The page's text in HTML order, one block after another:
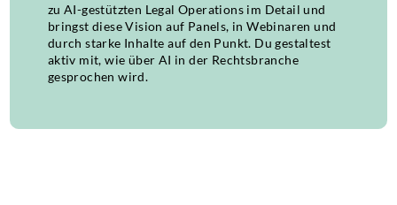
zu AI-gestützten Legal Operations im Detail und
bringst diese Vision auf Panels, in Webinaren und
durch starke Inhalte auf den Punkt. Du gestaltest
aktiv mit, wie über AI in der Rechtsbranche
gesprochen wird.